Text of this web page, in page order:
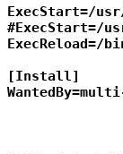
ExecStart=/
#ExecStart=/
ExecReload=/
[Install]